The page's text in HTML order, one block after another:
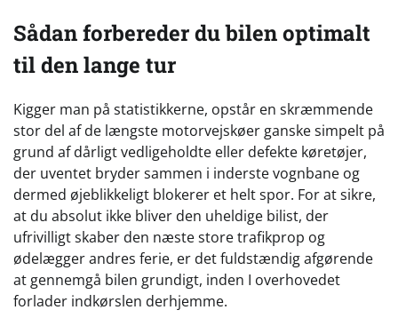
Sådan forbereder du bilen optimalt
til den lange tur
Kigger man på statistikkerne, opstår en skræmmende
stor del af de længste motorvejskøer ganske simpelt på
grund af dårligt vedligeholdte eller defekte køretøjer,
der uventet bryder sammen i inderste vognbane og
dermed øjeblikkeligt blokerer et helt spor. For at sikre,
at du absolut ikke bliver den uheldige bilist, der
ufrivilligt skaber den næste store trafikprop og
ødelægger andres ferie, er det fuldstændig afgørende
at gennemgå bilen grundigt, inden I overhovedet
forlader indkørslen derhjemme.